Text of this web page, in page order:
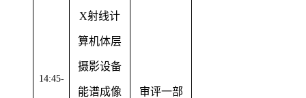
14:45-
X射线计
算机体层
摄影设备
能谱成像 审评一部